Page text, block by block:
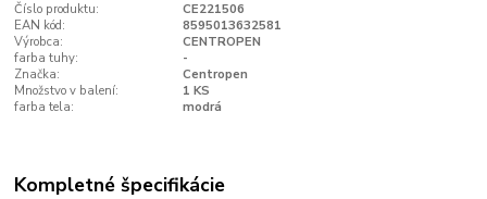
Číslo produktu:
CE221506
EAN kód:
8595013632581
Výrobca:
CENTROPEN
farba tuhy:
-
Značka:
Centropen
Množstvo v balení:
1 KS
farba tela:
modrá
Kompletné špecifikácie